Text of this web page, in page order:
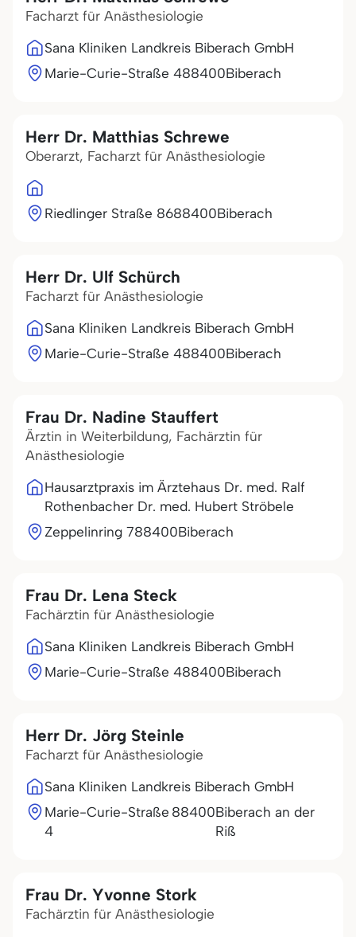
Facharzt für Anästhesiologie
Sana Kliniken Landkreis Biberach GmbH
Marie-Curie-Straße 488400Biberach
Herr Dr. Matthias Schrewe
Oberarzt, Facharzt für Anästhesiologie
Riedlinger Straße 8688400Biberach
Herr Dr. Ulf Schürch
Facharzt für Anästhesiologie
Sana Kliniken Landkreis Biberach GmbH
Marie-Curie-Straße 488400Biberach
Frau Dr. Nadine Stauffert
Ärztin in Weiterbildung, Fachärztin für
Anästhesiologie
Hausarztpraxis im Ärztehaus Dr. med. Ralf
Rothenbacher Dr. med. Hubert Ströbele
Zeppelinring 788400Biberach
Frau Dr. Lena Steck
Fachärztin für Anästhesiologie
Sana Kliniken Landkreis Biberach GmbH
Marie-Curie-Straße 488400Biberach
Herr Dr. Jörg Steinle
Facharzt für Anästhesiologie
Sana Kliniken Landkreis Biberach GmbH
Marie-Curie-Straße
4
88400Biberach an der
Riß
Frau Dr. Yvonne Stork
Fachärztin für Anästhesiologie